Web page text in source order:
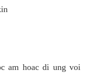
am hoac di ung voi